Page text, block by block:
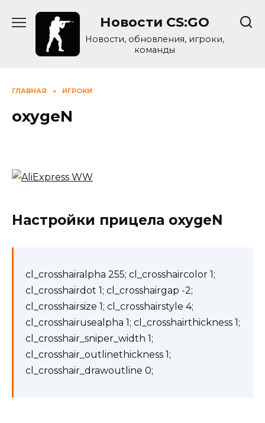
Новости CS:GO
Новости, обновления, игроки,
команды
ГЛАВНАЯ » ИГРОКИ
oxygeN
Настройки прицела oxygeN
cl_crosshairalpha 255; cl_crosshaircolor 1;
cl_crosshairdot 1; cl_crosshairgap -2;
cl_crosshairsize 1; cl_crosshairstyle 4;
cl_crosshairusealpha 1; cl_crosshairthickness 1;
cl_crosshair_sniper_width 1;
cl_crosshair_outlinethickness 1;
cl_crosshair_drawoutline 0;